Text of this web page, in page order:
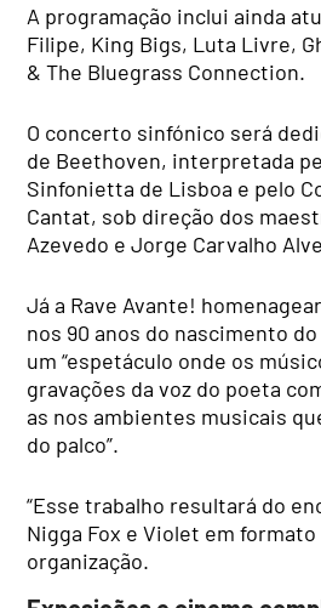
A programação inclui ainda
Filipe, King Bigs, Luta Livre,
& The Bluegrass Connection.
O concerto sinfónico será
de Beethoven, interpretada
Sinfonietta de Lisboa e pelo
Cantat, sob direção dos
Azevedo e Jorge Carvalho
Já a Rave Avante!
nos 90 anos do nascimento
um “espetáculo onde os
gravações da voz do poeta
as nos ambientes musicais
do palco”.
“Esse trabalho resultará do
Nigga Fox e Violet em formato
organização.